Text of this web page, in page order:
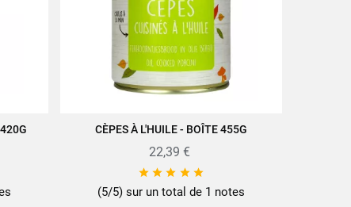
AJOUTER AU PANIER
CÈPES À L'HUILE - BOÎTE 455G
22,39 €
    
(5/5) sur un total de 1 notes